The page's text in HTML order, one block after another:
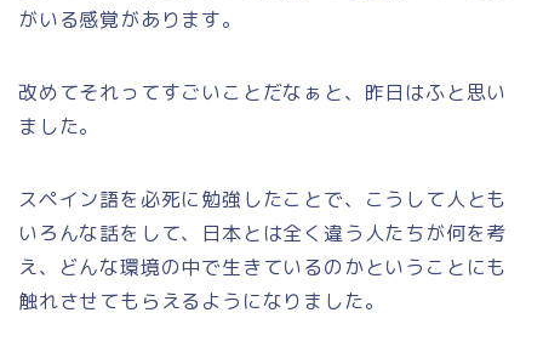
がいる感覚があります。
改めてそれってすごいことだなぁと、昨日はふと思い
ました。
スペイン語を必死に勉強したことで、こうして人とも
いろんな話をして、日本とは全く違う人たちが何を考
え、どんな環境の中で生きているのかということにも
触れさせてもらえるようになりました。